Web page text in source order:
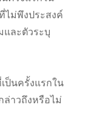
ไม่พึงประสงค์
และตัวระบุ
ป็นครั้งแรกใน
ล่าวถึงหรือไม่